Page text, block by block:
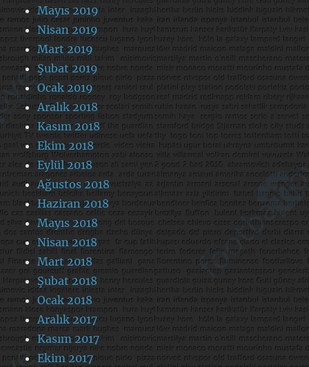
Mayıs 2019
Nisan 2019
Mart 2019
Şubat 2019
Ocak 2019
Aralık 2018
Kasım 2018
Ekim 2018
Eylül 2018
Ağustos 2018
Haziran 2018
Mayıs 2018
Nisan 2018
Mart 2018
Şubat 2018
Ocak 2018
Aralık 2017
Kasım 2017
Ekim 2017